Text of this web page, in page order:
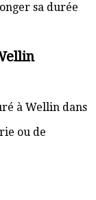
sa durée
à Wellin dans
ou de